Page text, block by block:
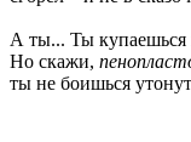
А ты... Ты купаешься
Но скажи,
ты не боишься